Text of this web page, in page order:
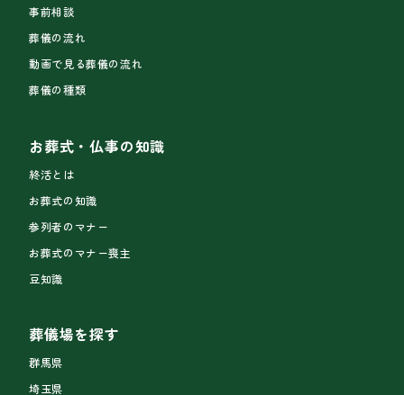
事前相談
葬儀の流れ
動画で見る葬儀の流れ
葬儀の種類
お葬式・仏事の知識
終活とは
お葬式の知識
参列者のマナー
お葬式のマナー喪主
豆知識
葬儀場を探す
群馬県
埼玉県